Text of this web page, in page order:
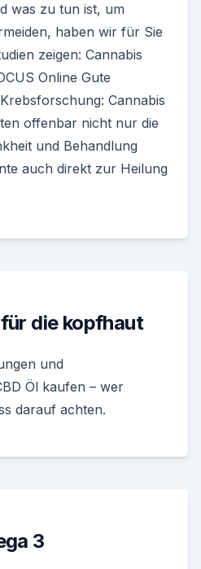
was zu tun ist, um
haben wir für Sie
zeigen: Cannabis
Online Gute
Cannabis
offenbar nicht nur die
und Behandlung
auch direkt zur Heilung
die kopfhaut
und
Öl kaufen – wer
darauf achten.
3